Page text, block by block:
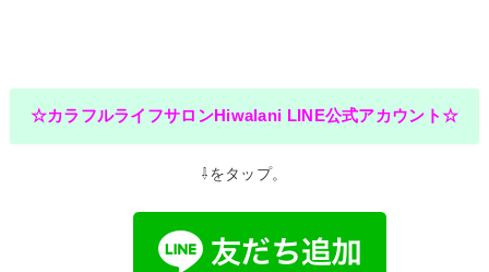
☆カラフルライフサロンHiwalani LINE公式アカウント☆
⇩をタップ。